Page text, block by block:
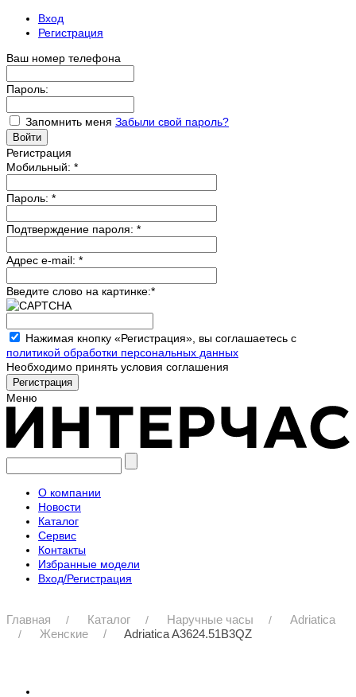
Вход
Регистрация
Ваш номер телефона
Пароль:
Запомнить меня Забыли свой пароль?
Регистрация
Мобильный: *
Пароль: *
Подтверждение пароля: *
Адрес e-mail: *
Введите слово на картинке:*
Нажимая кнопку «Регистрация», вы соглашаетесь с
политикой обработки персональных данных
Необходимо принять условия соглашения
Меню
О компании
Новости
Каталог
Сервис
Контакты
Избранные модели
Вход/Регистрация
Главная Каталог Наручные часы
Adriatica
Женские
Adriatica A3624.51B3QZ